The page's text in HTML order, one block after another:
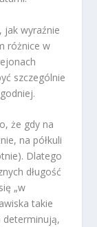
jak wyraźnie
różnice w
szczególnie
że gdy na
na półkuli
Dlatego
długość
„w
takie
determinują,